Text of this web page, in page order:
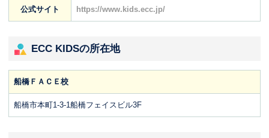
公式サイト https://www.kids.ecc.jp/
ECC KIDSの所在地
船橋ＦＡＣＥ校
船橋市本町1-3-1船橋フェイスビル3F